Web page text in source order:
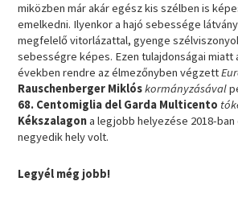
miközben már akár egész kis szélben is
emelkedni. Ilyenkor a hajó sebessége
megfelelő vitorlázattal, gyenge
sebességre képes. Ezen tulajdonságai miatt
években rendre az élmezőnyben végzett
Rauschenberger Miklóskormányzásával
68. Centomiglia del Garda Multicento
Kékszalagona legjobb helyezése 2018-
negyedik hely volt.
Legyél még jobb!